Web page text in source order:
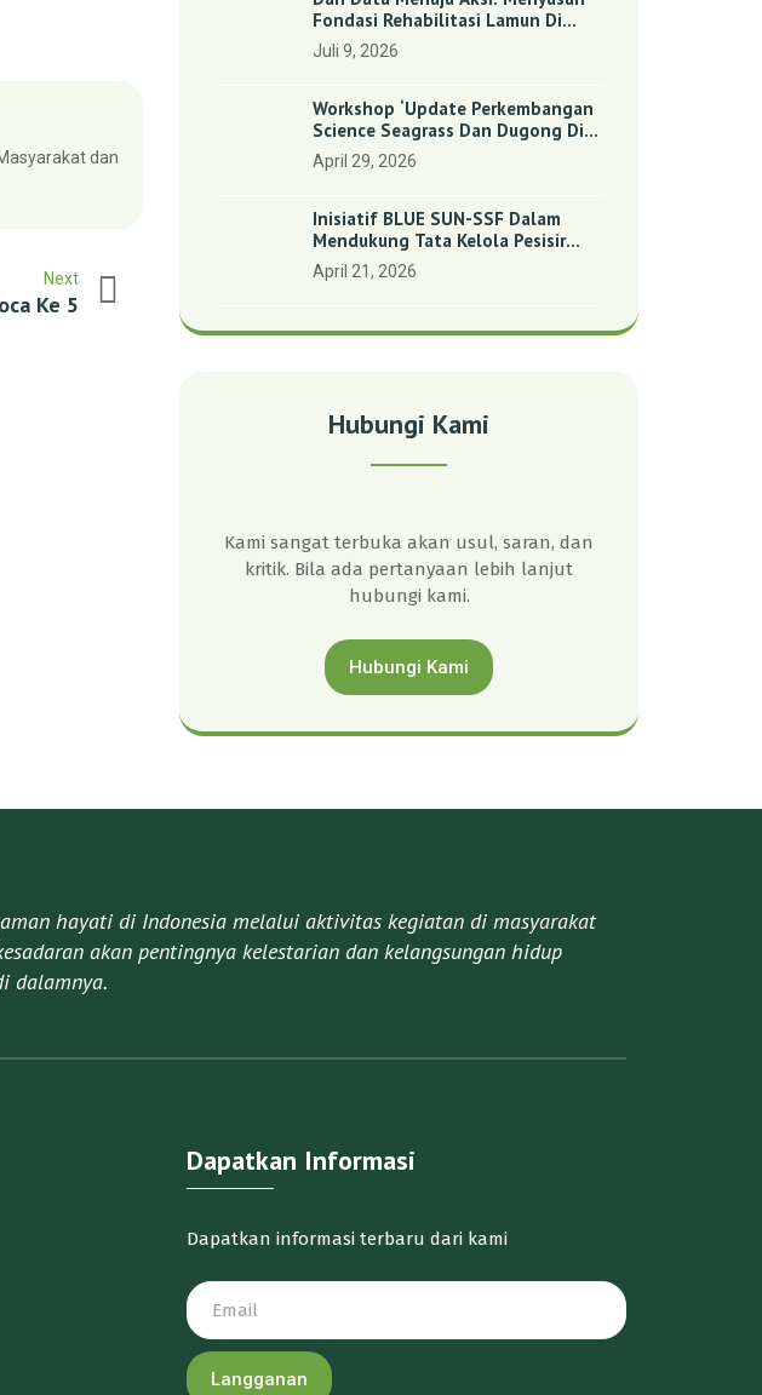
dan
Next
Ke 5
Fondasi Rehabilitasi Lamun Di
Benan Dan Sebong Lagoi,
Kepulauan Riau
Juli 9, 2026
Workshop ‘Update Perkembangan
Science Seagrass Dan Dugong Di
Indonesia’: Perkuat Dasar Ilmiah
Dan Kolaborasi Konservasi
April 29, 2026
Inisiatif BLUE SUN-SSF Dalam
Mendukung Tata Kelola Pesisir
Melalui Pemetaan Partisipatif Di
Enam Desa Kepulauan Riau
April 21, 2026
Hubungi Kami
Kami sangat terbuka akan usul, saran, dan
kritik. Bila ada pertanyaan lebih lanjut
hubungi kami.
Hubungi Kami
hayati di Indonesia melalui aktivitas kegiatan di masyarakat
akan pentingnya kelestarian dan kelangsungan hidup
dalamnya.​
Dapatkan Informasi
Dapatkan informasi terbaru dari kami
Langganan